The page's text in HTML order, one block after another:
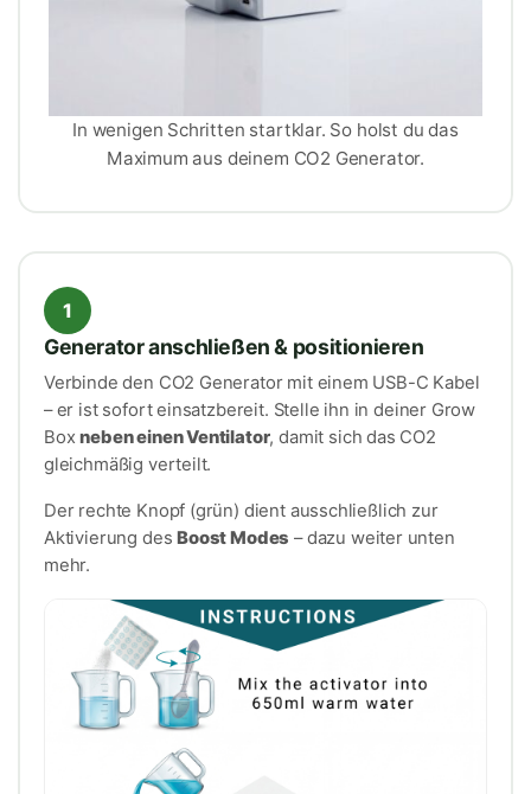
In wenigen Schritten startklar. So holst du das
Maximum aus deinem CO2 Generator.
1
Generator anschließen & positionieren
Verbinde den CO2 Generator mit einem USB-C Kabel
– er ist sofort einsatzbereit. Stelle ihn in deiner Grow
Boxneben einen Ventilator, damit sich das CO2
gleichmäßig verteilt.
Der rechte Knopf (grün) dient ausschließlich zur
Aktivierung desBoost Modes – dazu weiter unten
mehr.